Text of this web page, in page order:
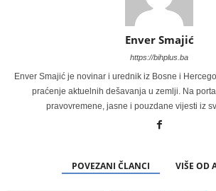
Enver Smajić
https://bihplus.ba
Enver Smajić je novinar i urednik iz Bosne i
praćenje aktuelnih dešavanja u zemlji. Na
pravovremene, jasne i pouzdane vijesti iz
POVEZANI ČLANCI VIŠE OD